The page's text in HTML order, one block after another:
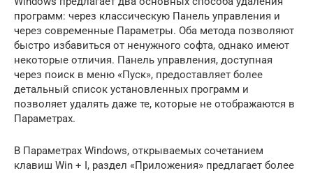
программ: через классическую Панель управления и
через современные Параметры. Оба метода позволяют
быстро избавиться от ненужного софта, однако имеют
некоторые отличия. Панель управления, доступная
через поиск в меню «Пуск», предоставляет более
детальный список установленных программ и
позволяет удалять даже те, которые не отображаются в
Параметрах.
В Параметрах Windows, открываемых сочетанием
клавиш Win + I, раздел «Приложения» предлагает более